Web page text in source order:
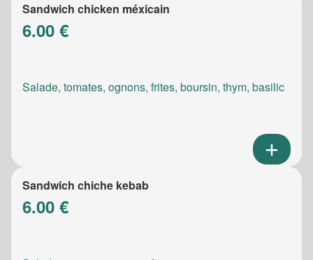
Sandwich chicken méxicain
6.00 €
Salade, tomates, ognons, frites, boursin, thym, basilic
Sandwich chiche kebab
6.00 €